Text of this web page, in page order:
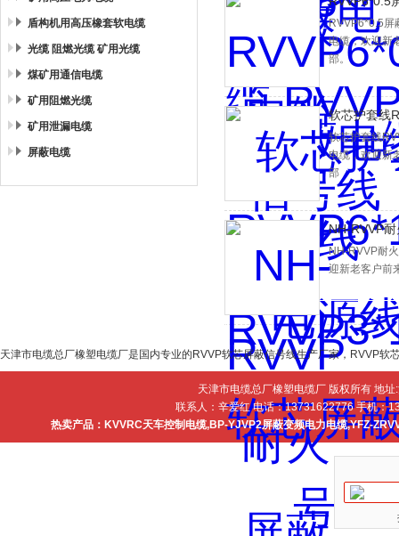
盾构机用高压橡套软电缆
光缆 阻燃光缆 矿用光缆
煤矿用通信电缆
矿用阻燃光缆
矿用泄漏电缆
屏蔽电缆
RVVP6*0.5屏
电缆，欢迎新
部。
软芯护套线
软芯护套线
电缆，欢迎新
部
NH-RVVP
NH-RVVP耐
迎新老客户前
天津市电缆总厂橡塑电缆厂是国内专业的RVVP软芯屏蔽信号线生产厂家，RVVP软
天津市电缆总厂橡塑电缆厂 版权所有 地
联系人：辛爱红 电话：13731622776 手机：
热卖产品： KVVRC天车控制电缆,BP-YJVP2屏蔽变频电力电缆,YFZ-